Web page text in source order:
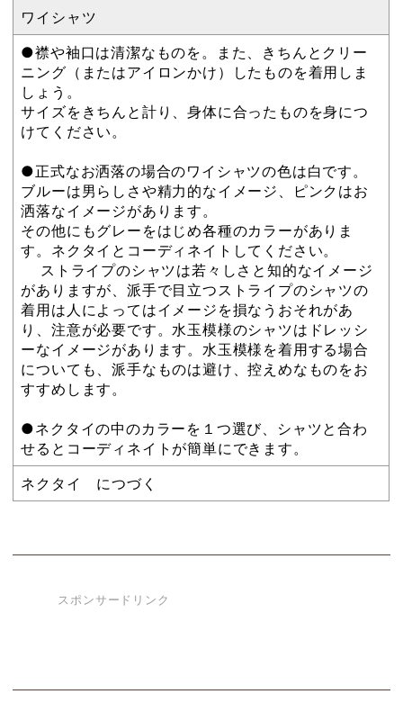
ワイシャツ
●襟や袖口は清潔なものを。また、きちんとクリー
ニング（またはアイロンかけ）したものを着用しま
しょう。
サイズをきちんと計り、身体に合ったものを身につ
けてください。
●正式なお洒落の場合のワイシャツの色は白です。
ブルーは男らしさや精力的なイメージ、ピンクはお
洒落なイメージがあります。
その他にもグレーをはじめ各種のカラーがありま
す。ネクタイとコーディネイトしてください。
ストライプのシャツは若々しさと知的なイメージ
がありますが、派手で目立つストライプのシャツの
着用は人によってはイメージを損なうおそれがあ
り、注意が必要です。水玉模様のシャツはドレッシ
ーなイメージがあります。水玉模様を着用する場合
についても、派手なものは避け、控えめなものをお
すすめします。
●ネクタイの中のカラーを１つ選び、シャツと合わ
せるとコーディネイトが簡単にできます。
ネクタイ につづく
スポンサードリンク